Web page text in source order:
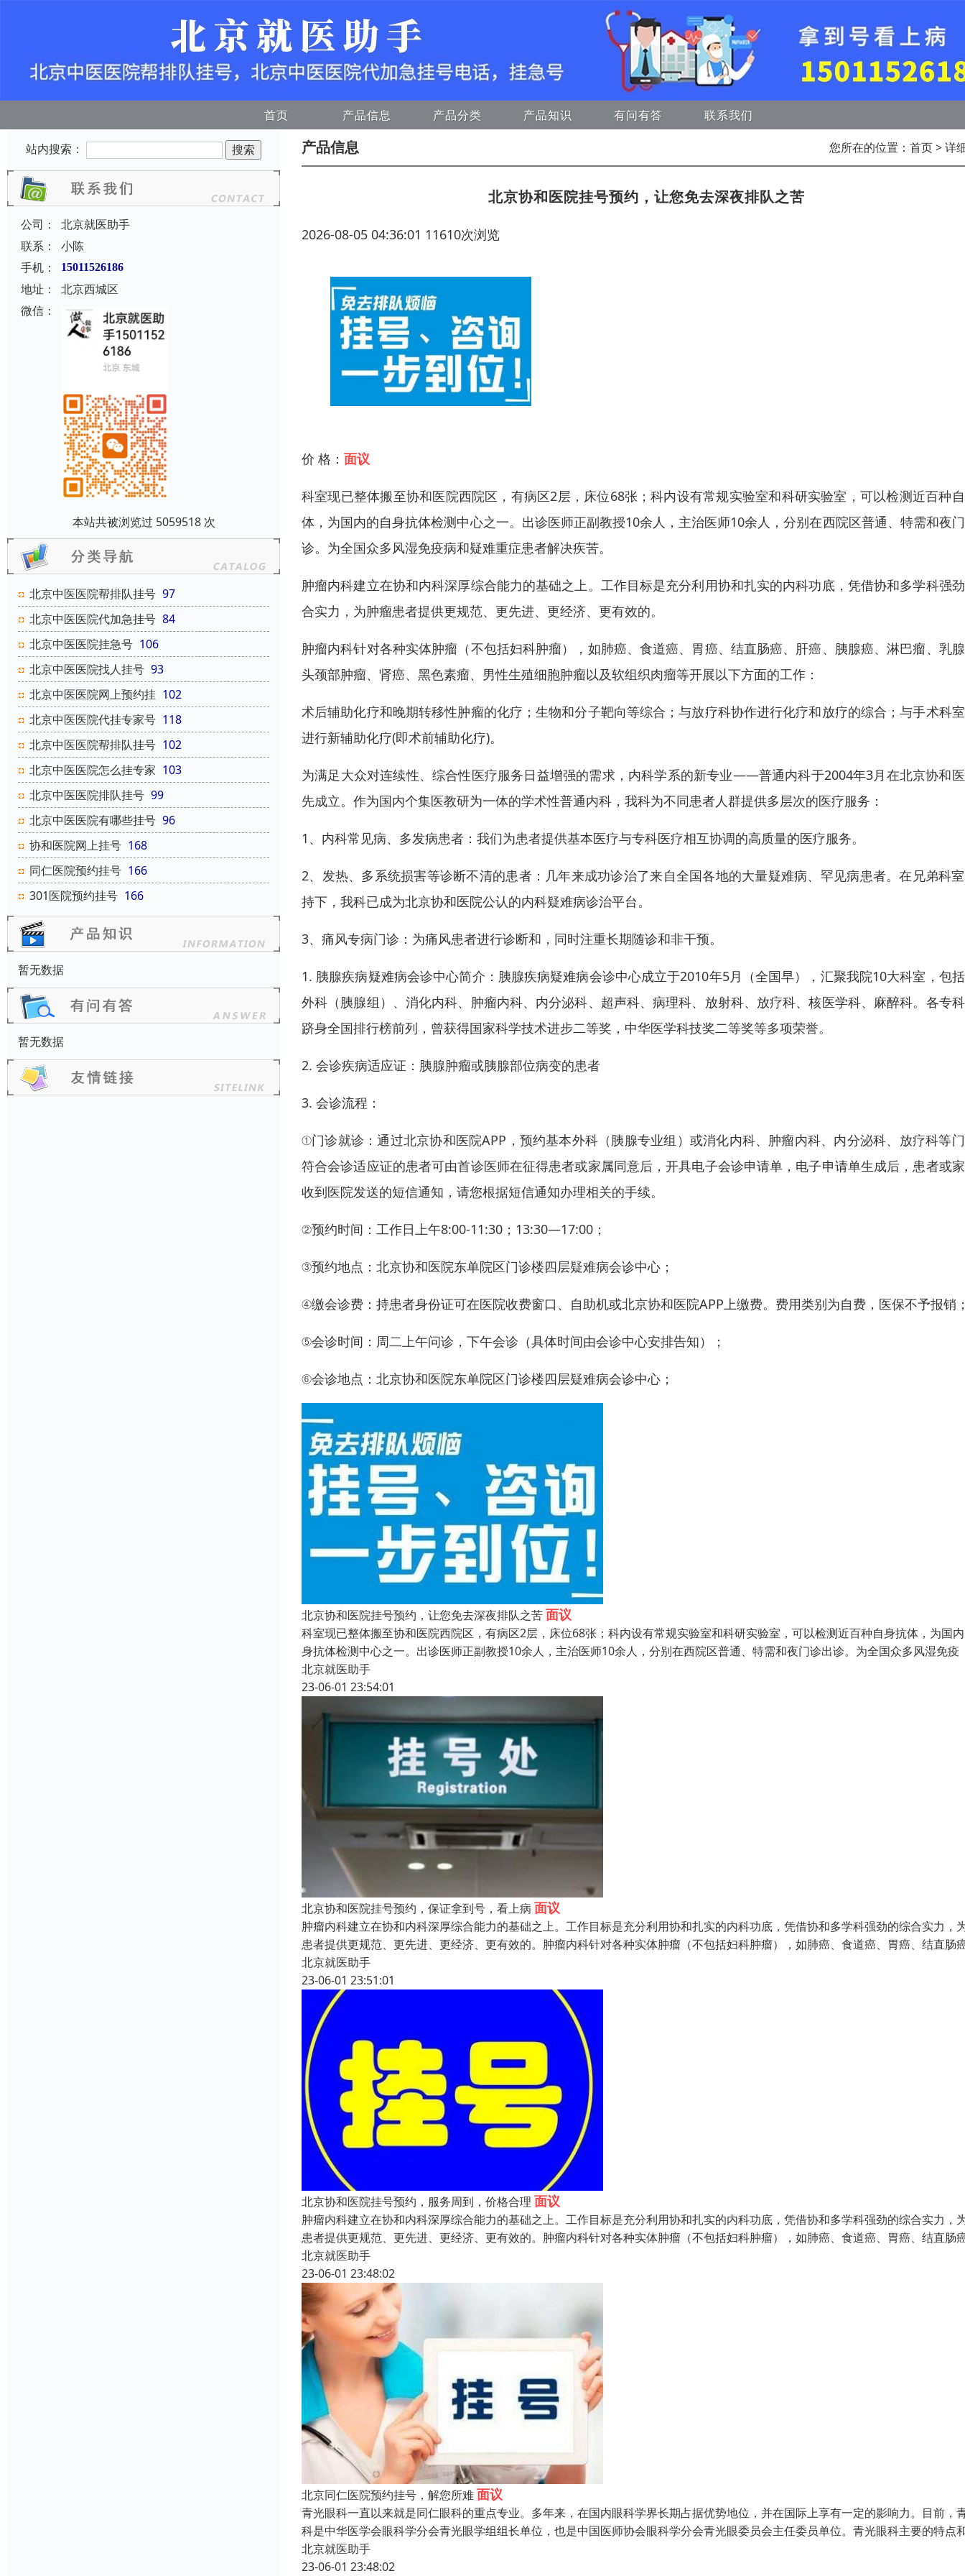
首页 产品信息 产品分类 产品知识 有问有答 联系我们
站内搜索：
公司：
北京就医助手
联系：
小陈
手机：
15011526186
地址：
北京西城区
微信：
本站共被浏览过 5059518 次
北京中医医院帮排队挂号 97
北京中医医院代加急挂号 84
北京中医医院挂急号 106
北京中医医院找人挂号 93
北京中医医院网上预约挂 102
北京中医医院代挂专家号 118
北京中医医院帮排队挂号 102
北京中医医院怎么挂专家 103
北京中医医院排队挂号 99
北京中医医院有哪些挂号 96
协和医院网上挂号 168
同仁医院预约挂号 166
301医院预约挂号 166
暂无数据
暂无数据
产品信息 您所在的位置： 首页> 详
北京协和医院挂号预约，让您免去深夜排队之苦
2026-08-05 04:36:01 11610次浏览
价 格： 面议
科室现已整体搬至协和医院西院区，有病区2层，床位68张；科内设有常规实验室和科研实验室，可以检测近百种
体，为国内的自身抗体检测中心之一。出诊医师正副教授10余人，主治医师10余人，分别在西院区普通、特需和夜
诊。为全国众多风湿免疫病和疑难重症患者解决疾苦。
肿瘤内科建立在协和内科深厚综合能力的基础之上。工作目标是充分利用协和扎实的内科功底，凭借协和多学科强
合实力，为肿瘤患者提供更规范、更先进、更经济、更有效的。
肿瘤内科针对各种实体肿瘤（不包括妇科肿瘤），如肺癌、食道癌、胃癌、结直肠癌、肝癌、胰腺癌、淋巴瘤、乳
头颈部肿瘤、肾癌、黑色素瘤、男性生殖细胞肿瘤以及软组织肉瘤等开展以下方面的工作：
术后辅助化疗和晚期转移性肿瘤的化疗；生物和分子靶向等综合；与放疗科协作进行化疗和放疗的综合；与手术科
进行新辅助化疗(即术前辅助化疗)。
为满足大众对连续性、综合性医疗服务日益增强的需求，内科学系的新专业——普通内科于2004年3月在北京协和
先成立。作为国内个集医教研为一体的学术性普通内科，我科为不同患者人群提供多层次的医疗服务：
1、内科常见病、多发病患者：我们为患者提供基本医疗与专科医疗相互协调的高质量的医疗服务。
2、发热、多系统损害等诊断不清的患者：几年来成功诊治了来自全国各地的大量疑难病、罕见病患者。在兄弟科
持下，我科已成为北京协和医院公认的内科疑难病诊治平台。
3、痛风专病门诊：为痛风患者进行诊断和，同时注重长期随诊和非干预。
1. 胰腺疾病疑难病会诊中心简介：胰腺疾病疑难病会诊中心成立于2010年5月（全国早），汇聚我院10大科室，包
外科（胰腺组）、消化内科、肿瘤内科、内分泌科、超声科、病理科、放射科、放疗科、核医学科、麻醉科。各专
跻身全国排行榜前列，曾获得国家科学技术进步二等奖，中华医学科技奖二等奖等多项荣誉。
2. 会诊疾病适应证：胰腺肿瘤或胰腺部位病变的患者
3. 会诊流程：
①门诊就诊：通过北京协和医院APP，预约基本外科（胰腺专业组）或消化内科、肿瘤内科、内分泌科、放疗科等
符合会诊适应证的患者可由首诊医师在征得患者或家属同意后，开具电子会诊申请单，电子申请单生成后，患者或
收到医院发送的短信通知，请您根据短信通知办理相关的手续。
②预约时间：工作日上午8:00-11:30；13:30—17:00；
③预约地点：北京协和医院东单院区门诊楼四层疑难病会诊中心；
④缴会诊费：持患者身份证可在医院收费窗口、自助机或北京协和医院APP上缴费。费用类别为自费，医保不予报销
⑤会诊时间：周二上午问诊，下午会诊（具体时间由会诊中心安排告知）；
⑥会诊地点：北京协和医院东单院区门诊楼四层疑难病会诊中心；
北京协和医院挂号预约，让您免去深夜排队之苦面议
科室现已整体搬至协和医院西院区，有病区2层，床位68张；科内设有常规实验室和科研实验室，可以检测近百种自身抗体，为国
身抗体检测中心之一。出诊医师正副教授10余人，主治医师10余人，分别在西院区普通、特需和夜门诊出诊。为全国众多风湿免疫
北京就医助手
23-06-01 23:54:01
北京协和医院挂号预约，保证拿到号，看上病 面议
肿瘤内科建立在协和内科深厚综合能力的基础之上。工作目标是充分利用协和扎实的内科功底，凭借协和多学科强劲的综合实力，
患者提供更规范、更先进、更经济、更有效的。肿瘤内科针对各种实体肿瘤（不包括妇科肿瘤），如肺癌、食道癌、胃癌、结直肠
北京就医助手
23-06-01 23:51:01
北京协和医院挂号预约，服务周到，价格合理 面议
肿瘤内科建立在协和内科深厚综合能力的基础之上。工作目标是充分利用协和扎实的内科功底，凭借协和多学科强劲的综合实力，
患者提供更规范、更先进、更经济、更有效的。肿瘤内科针对各种实体肿瘤（不包括妇科肿瘤），如肺癌、食道癌、胃癌、结直肠
北京就医助手
23-06-01 23:48:02
北京同仁医院预约挂号，解您所难面议
青光眼科一直以来就是同仁眼科的重点专业。多年来，在国内眼科学界长期占据优势地位，并在国际上享有一定的影响力。目前，
科是中华医学会眼科学分会青光眼学组组长单位，也是中国医师协会眼科学分会青光眼委员会主任委员单位。青光眼科主要的特点
北京就医助手
23-06-01 23:48:02